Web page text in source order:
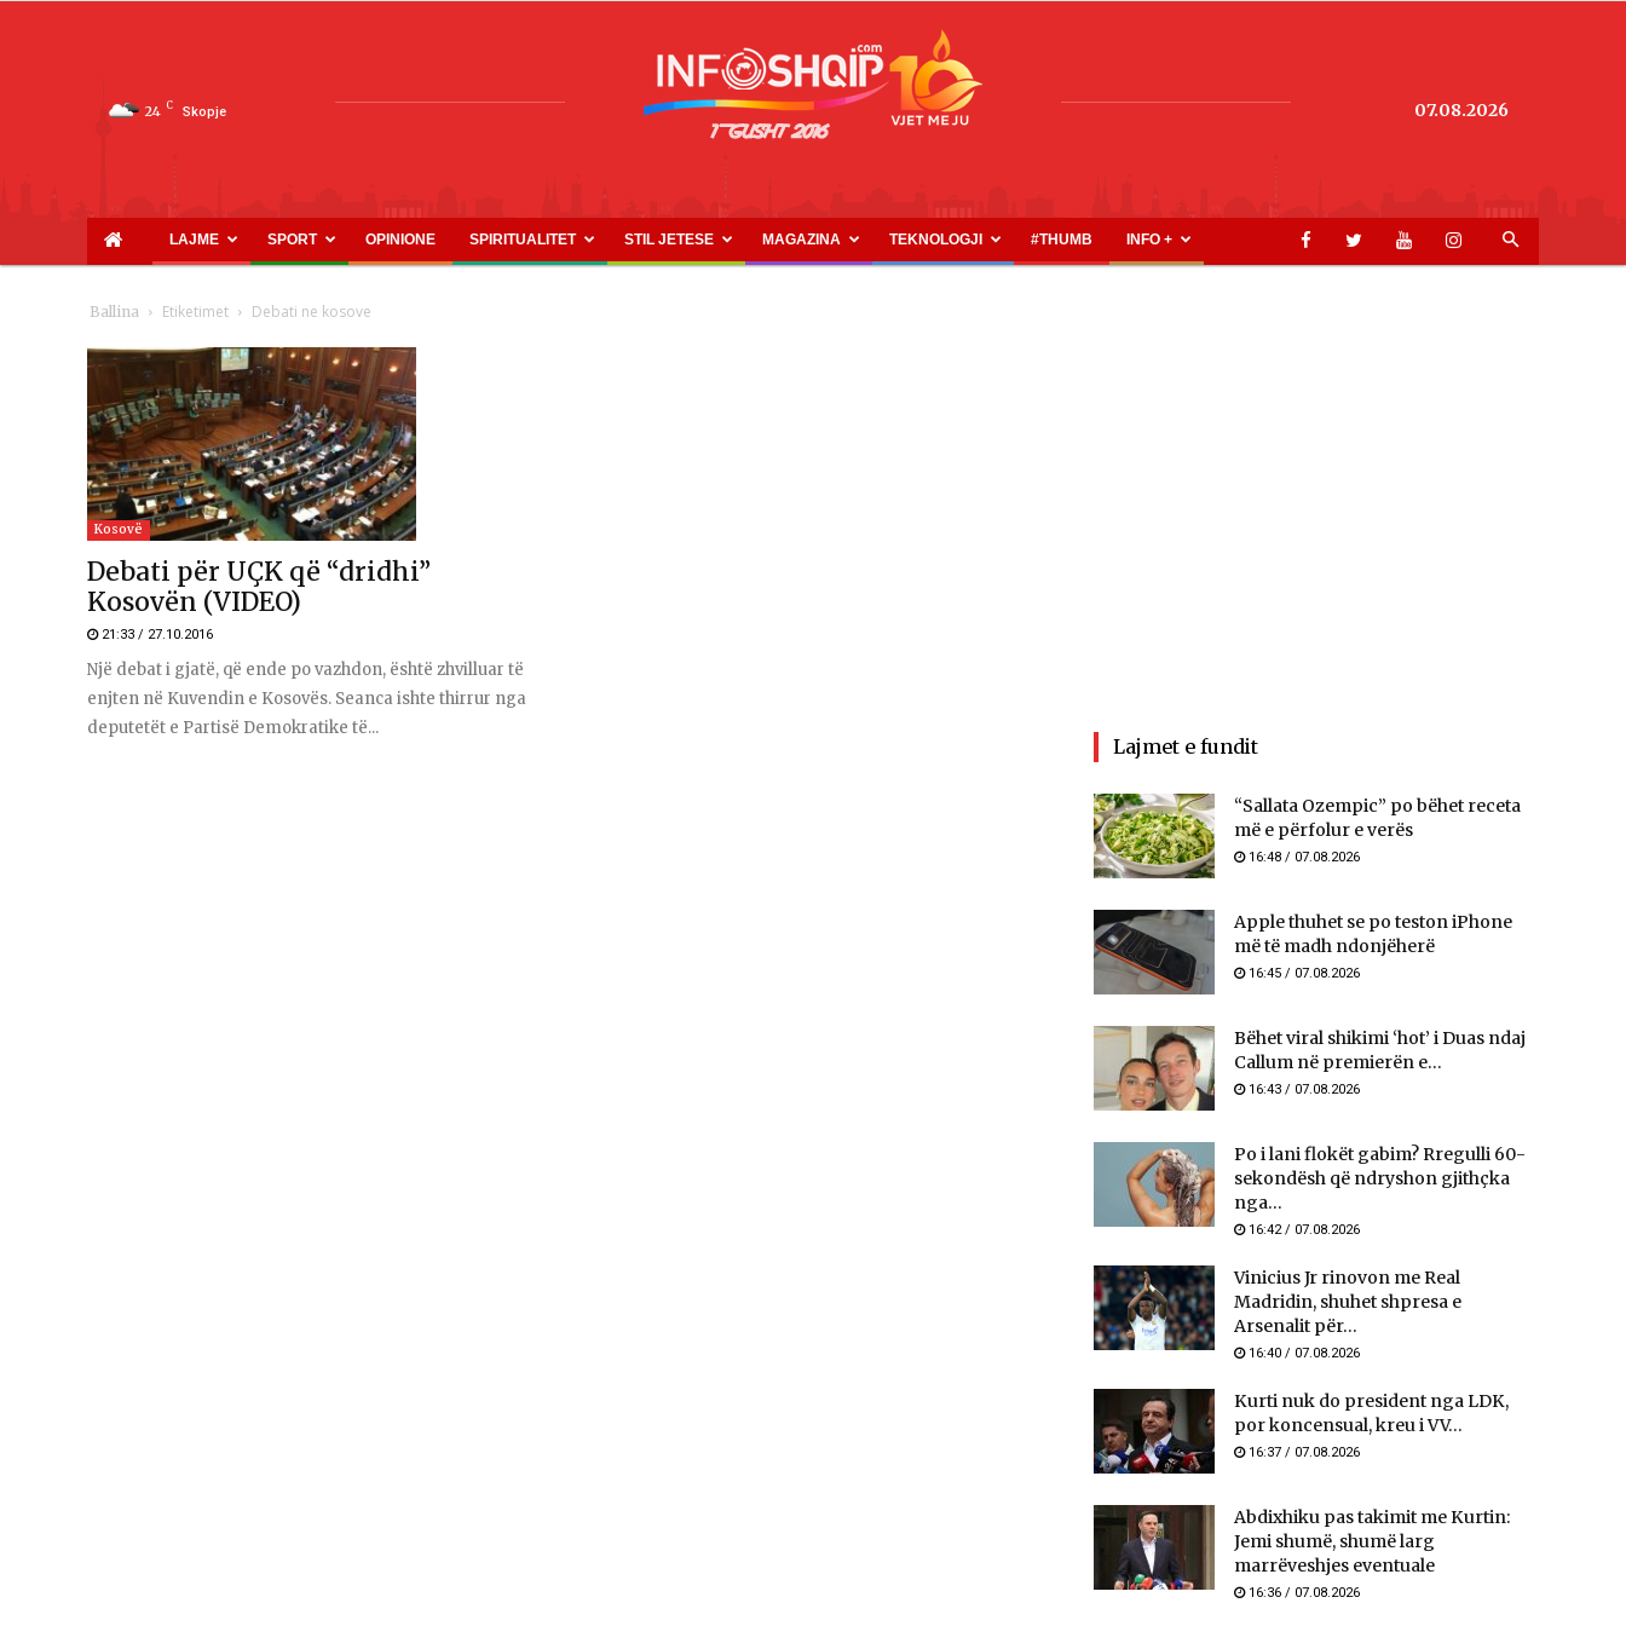
24 C Skopje
INFOSHQIP.COM
07.08.2026
LAJME SPORT OPINIONE SPIRITUALITET STIL JETESE MAGAZINA TEKNOLOGJI #THUMB INFO +
Ballina Etiketimet Debati ne kosove
Kosovë
Debati për UÇK që “dridhi”
Kosovën (VIDEO)
21:33 / 27.10.2016
Një debat i gjatë, që ende po vazhdon, është zhvilluar të
enjten në Kuvendin e Kosovës. Seanca ishte thirrur nga
deputetët e Partisë Demokratike të...
Lajmet e fundit
“Sallata Ozempic” po bëhet receta
më e përfolur e verës
16:48 / 07.08.2026
Apple thuhet se po teston iPhone
më të madh ndonjëherë
16:45 / 07.08.2026
Bëhet viral shikimi ‘hot’ i Duas ndaj
Callum në premierën e...
16:43 / 07.08.2026
Po i lani flokët gabim? Rregulli 60-
sekondësh që ndryshon gjithçka
nga...
16:42 / 07.08.2026
Vinicius Jr rinovon me Real
Madridin, shuhet shpresa e
Arsenalit për...
16:40 / 07.08.2026
Kurti nuk do president nga LDK,
por koncensual, kreu i VV...
16:37 / 07.08.2026
Abdixhiku pas takimit me Kurtin:
Jemi shumë, shumë larg
marrëveshjes eventuale
16:36 / 07.08.2026